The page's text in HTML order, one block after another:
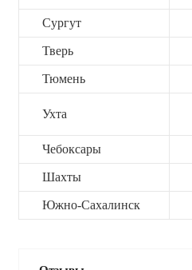
Сургут
Тверь
Тюмень
Ухта
Чебоксары
Шахты
Южно-Сахалинск